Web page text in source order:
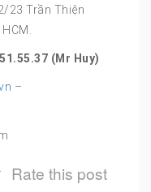
23 Trần Thiện
(Mr Huy)
–
Rate this post